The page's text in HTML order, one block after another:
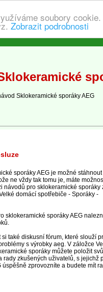
soubory
Zobrazit podrobnosti
Sklokeramické sporáky AEG
sporáky AEG je možné
ne vždy tak tomu je, máte
návodů pro sklokeramické sporáky
domácí spotřebiče - Sporáky -
sklokeramické sporáky AEG
také diskusní fórum, které slouží
s výrobky aeg. V záložce
sporáky můžete položit
rady zkušených uživatelů, s jejichž
úspěšně zprovozníte a budete mít